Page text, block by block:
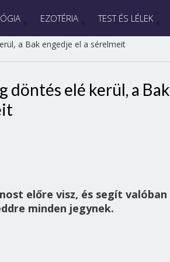
EZOTÉRIA TEST ÉS LÉLEK
a Bak engedje el a sérelmeit
döntés elé kerül, a Bak
előre visz, és segít valóban
minden jegynek.